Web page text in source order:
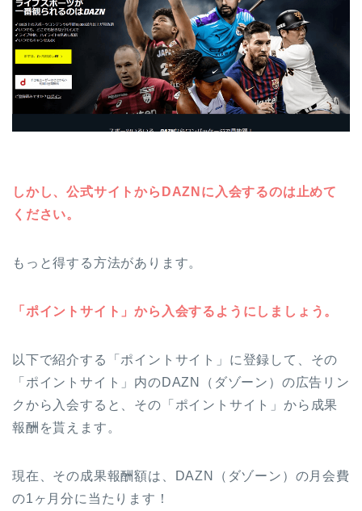
しかし、公式サイトからDAZNに入会するのは止めて
ください。
もっと得する方法があります。
「ポイントサイト」から入会するようにしましょう。
以下で紹介する「ポイントサイト」に登録して、その
「ポイントサイト」内のDAZN（ダゾーン）の広告リン
クから入会すると、その「ポイントサイト」から成果
報酬を貰えます。
現在、その成果報酬額は、DAZN（ダゾーン）の月会費
の1ヶ月分に当たります！